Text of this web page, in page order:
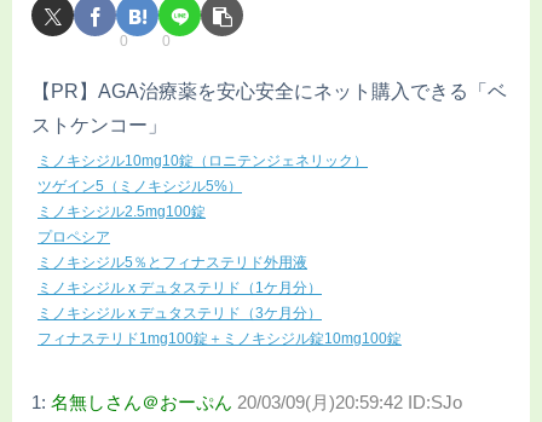
0 0
【PR】AGA治療薬を安心安全にネット購入できる「ベ
ストケンコー」
ミノキシジル10mg10錠（ロニテンジェネリック）
ツゲイン5（ミノキシジル5%）
ミノキシジル2.5mg100錠
プロペシア
ミノキシジル5％とフィナステリド外用液
ミノキシジル x デュタステリド（1ケ月分）
ミノキシジル x デュタステリド（3ケ月分）
フィナステリド1mg100錠＋ミノキシジル錠10mg100錠
1: 名無しさん＠おーぷん 20/03/09(月)20:59:42 ID:SJo